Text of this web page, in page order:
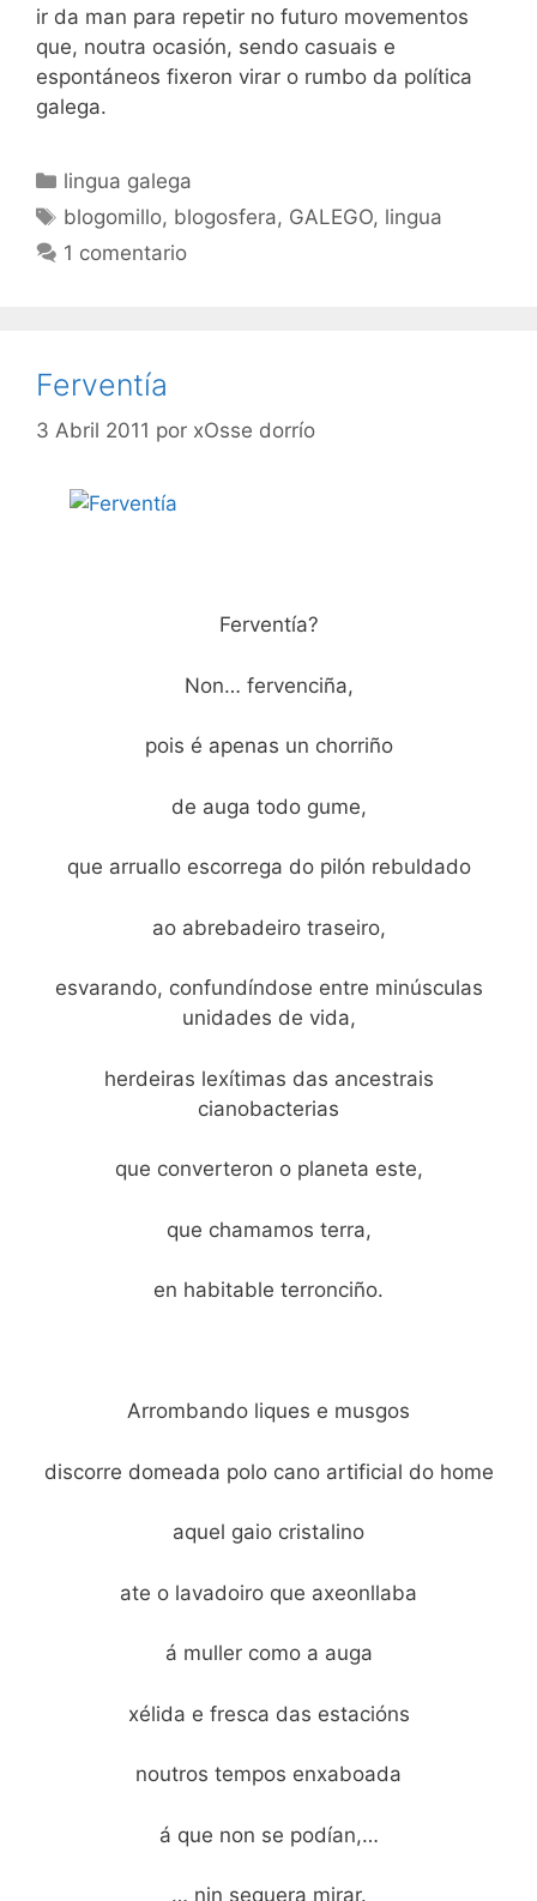
ir da man para repetir no futuro movementos
que, noutra ocasión, sendo casuais e
espontáneos fixeron virar o rumbo da política
galega.
Categorías
lingua galega
Etiquetas
blogomillo, blogosfera, GALEGO, lingua
1 comentario
Ferventía
3 Abril 2011 por xOsse dorrío
Ferventía?
Non… fervenciña,
pois é apenas un chorriño
de auga todo gume,
que arruallo escorrega do pilón rebuldado
ao abrebadeiro traseiro,
esvarando, confundíndose entre minúsculas
unidades de vida,
herdeiras lexítimas das ancestrais
cianobacterias
que converteron o planeta este,
que chamamos terra,
en habitable terronciño.
Arrombando liques e musgos
discorre domeada polo cano artificial do home
aquel gaio cristalino
ate o lavadoiro que axeonllaba
á muller como a auga
xélida e fresca das estacións
noutros tempos enxaboada
á que non se podían,…
… nin sequera mirar.